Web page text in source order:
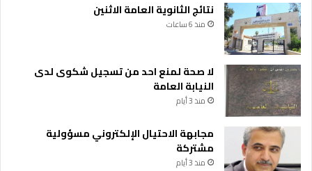
نتائج الثانوية العامة الاثنين
منذ 6 ساعات
لا صحة لمنع احد من تسجيل شكوى لدى
النيابة العامة
منذ 3 أيام
مجابهة الاحتيال الإلكتروني مسؤولية
مشتركة
منذ 3 أيام